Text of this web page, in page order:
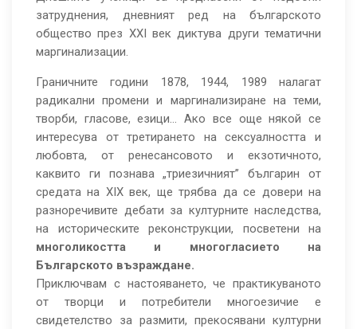
затруднения, дневният ред на българското
общество през ХХІ век диктува други тематични
маргинализации.
Граничните години 1878, 1944, 1989 налагат
радикални промени и маргинализиране на теми,
творби, гласове, езици… Ако все още някой се
интересува от третирането на сексуалността и
любовта, от ренесансовото и екзотичното,
каквито ги познава „триезичният” българин от
средата на ХІХ век, ще трябва да се довери на
разноречивите дебати за културните наследства,
на историческите реконструкции, посветени на
многоликостта и многогласието на
Българското възраждане.
Приключвам с настояването, че практикуваното
от творци и потребители многоезичие е
свидетелство за размити, прекосявани културни